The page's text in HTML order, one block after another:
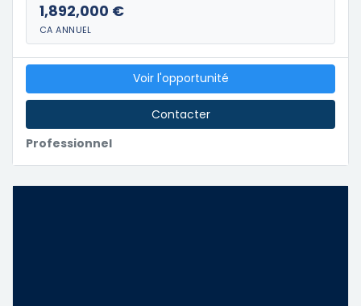
1,892,000 €
CA ANNUEL
Professionnel
Voir l'opportunité
Contacter